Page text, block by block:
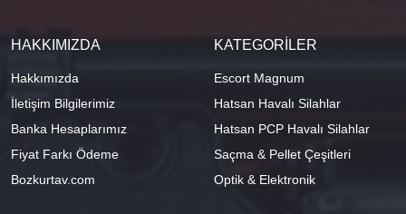
HAKKIMIZDA
Hakkımızda
İletişim Bilgilerimiz
Banka Hesaplarımız
Fiyat Farkı Ödeme
Bozkurtav.com
KATEGORİLER
Escort Magnum
Hatsan Havalı Silahlar
Hatsan PCP Havalı Silahlar
Saçma & Pellet Çeşitleri
Optik & Elektronik